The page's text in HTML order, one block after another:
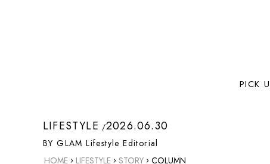
PICK
LIFESTYLE 2026.06.30
BY GLAM Lifestyle Editorial
HOME › LIFESTYLE › STORY › COLUMN